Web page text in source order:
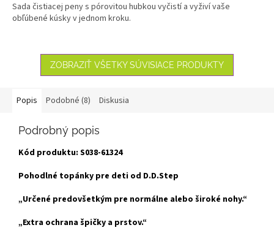
Sada čistiacej peny s pórovitou hubkou vyčistí a vyživí vaše
obľúbené kúsky v jednom kroku.
ZOBRAZIŤ VŠETKY SÚVISIACE PRODUKTY
Popis Podobné (8) Diskusia
Podrobný popis
Kód produktu: S038-61324
Pohodlné topánky pre deti od D.D.Step
„Určené predovšetkým pre normálne alebo široké nohy.“
„Extra ochrana špičky a prstov.“